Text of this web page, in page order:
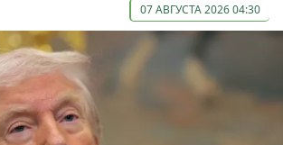
07 АВГУСТА 2026 04:30